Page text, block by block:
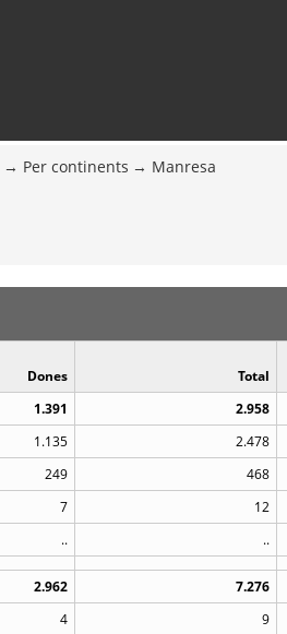
Per continents Manresa
Dones Total
1.391 2.958
1.135 2.478
249 468
7 12
.. ..
2.962 7.276
4 9